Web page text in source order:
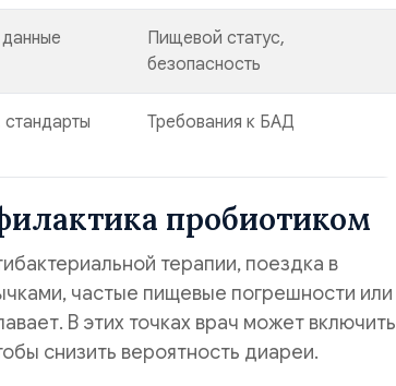
Пищевой статус,
безопасность
Требования к БАД
пробиотиком
терапии, поездка в
частые пищевые погрешности или
В этих точках врач может включить
снизить вероятность диареи.